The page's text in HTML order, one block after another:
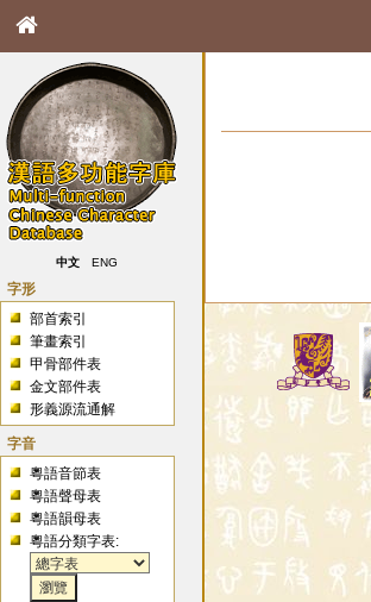
中文 ENG
字形
部首索引
筆畫索引
甲骨部件表
金文部件表
形義源流通解
字音
粵語音節表
粵語聲母表
粵語韻母表
粵語分類字表: